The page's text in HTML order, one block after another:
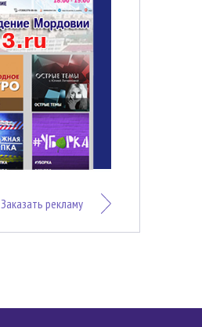
Заказать рекламу